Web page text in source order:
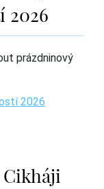
2026
prázdninový
2026
Cikháji